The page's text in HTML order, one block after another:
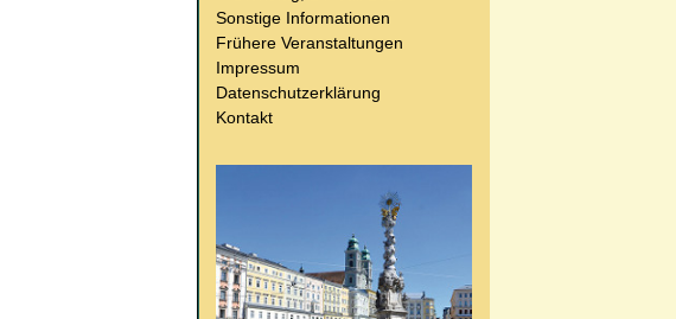
Sonstige Informationen
Frühere Veranstaltungen
Impressum
Datenschutzerklärung
Kontakt